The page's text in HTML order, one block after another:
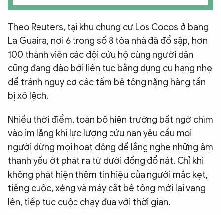
Theo Reuters, tại khu chung cư Los Cocos ở bang
La Guaira, nơi 6 trong số 8 tòa nhà đã đổ sập, hơn
100 thành viên các đội cứu hộ cùng người dân
cũng đang đào bới liên tục bằng dụng cụ hạng nhẹ
để tránh nguy cơ các tấm bê tông nặng hàng tấn
bị xô lệch.
Nhiều thời điểm, toàn bộ hiện trường bất ngờ chìm
vào im lặng khi lực lượng cứu nạn yêu cầu mọi
người dừng mọi hoạt động để lắng nghe những âm
thanh yếu ớt phát ra từ dưới đống đổ nát. Chỉ khi
không phát hiện thêm tín hiệu của người mắc kẹt,
tiếng cuốc, xẻng và máy cắt bê tông mới lại vang
lên, tiếp tục cuộc chạy đua với thời gian.